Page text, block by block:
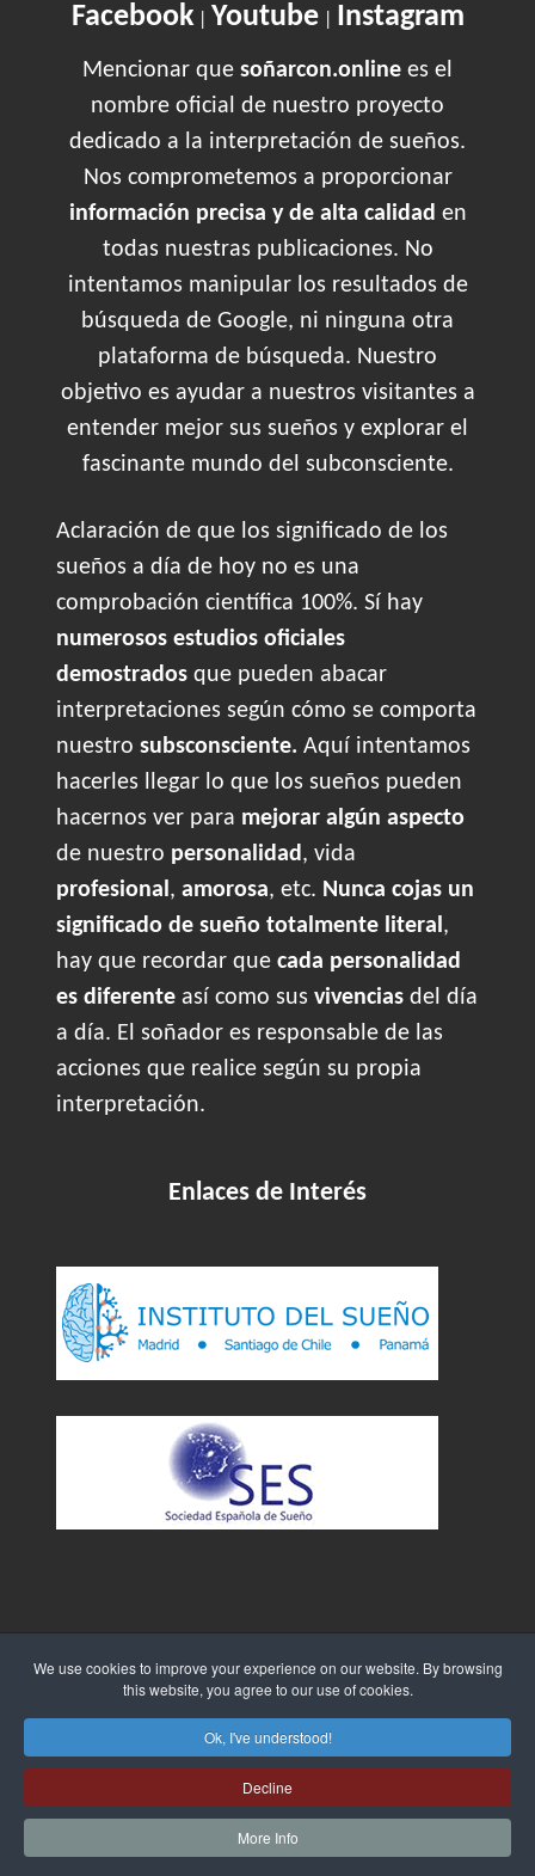
We use cookies to improve your experience on our website. By browsing
this website, you agree to our use of cookies.
Ok, I've understood!
Decline
More Info
Facebook| Youtube| Instagram
Mencionar que soñarcon.online es el
nombre oficial de nuestro proyecto
dedicado a la interpretación de sueños.
Nos comprometemos a proporcionar
información precisa y de alta calidad en
todas nuestras publicaciones. No
intentamos manipular los resultados de
búsqueda de Google, ni ninguna otra
plataforma de búsqueda. Nuestro
objetivo es ayudar a nuestros visitantes a
entender mejor sus sueños y explorar el
fascinante mundo del subconsciente.
Aclaración de que los significado de los
sueños a día de hoy no es una
comprobación científica 100%. Sí hay
numerosos estudios oficiales
demostrados que pueden abacar
interpretaciones según cómo se comporta
nuestro subsconsciente. Aquí intentamos
hacerles llegar lo que los sueños pueden
hacernos ver para mejorar algún aspecto
de nuestro personalidad, vida
profesional, amorosa, etc. Nunca cojas un
significado de sueño totalmente literal,
hay que recordar que cada personalidad
es diferente así como sus vivencias del día
a día. El soñador es responsable de las
acciones que realice según su propia
interpretación.
Enlaces de Interés